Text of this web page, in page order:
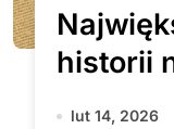
historii
lut 14, 2026